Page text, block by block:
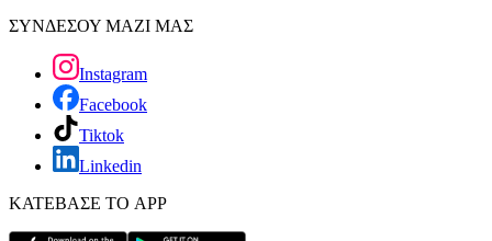
ΣΥΝΔΕΣΟΥ ΜΑΖΙ ΜΑΣ
Instagram
Facebook
Tiktok
Linkedin
ΚΑΤΕΒΑΣΕ ΤΟ APP